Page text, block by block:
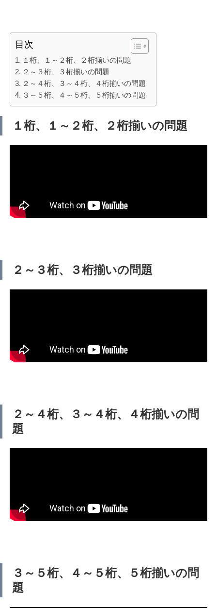
目次
１桁、１～２桁、２桁揃いの問題
２～３桁、３桁揃いの問題
２～４桁、３～４桁、４桁揃いの問題
３～５桁、４～５桁、５桁揃いの問題
１桁、１～２桁、２桁揃いの問題
２～３桁、３桁揃いの問題
２～４桁、３～４桁、４桁揃いの問
題
３～５桁、４～５桁、５桁揃いの問
題